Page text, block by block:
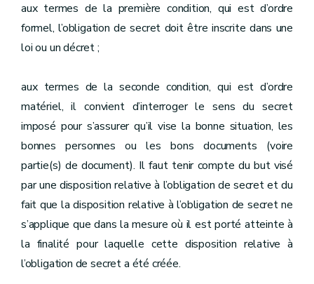
aux termes de la première condition, qui est d’ordre
formel, l’obligation de secret doit être inscrite dans une
loi ou un décret ;
aux termes de la seconde condition, qui est d’ordre
matériel, il convient d’interroger le sens du secret
imposé pour s’assurer qu’il vise la bonne situation, les
bonnes personnes ou les bons documents (voire
partie(s) de document). Il faut tenir compte du but visé
par une disposition relative à l’obligation de secret et du
fait que la disposition relative à l’obligation de secret ne
s’applique que dans la mesure où il est porté atteinte à
la finalité pour laquelle cette disposition relative à
l’obligation de secret a été créée.